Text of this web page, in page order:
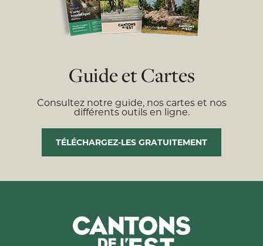
Guide et Cartes
Consultez notre guide, nos cartes et nos
différents outils en ligne.
TÉLÉCHARGEZ-LES GRATUITEMENT